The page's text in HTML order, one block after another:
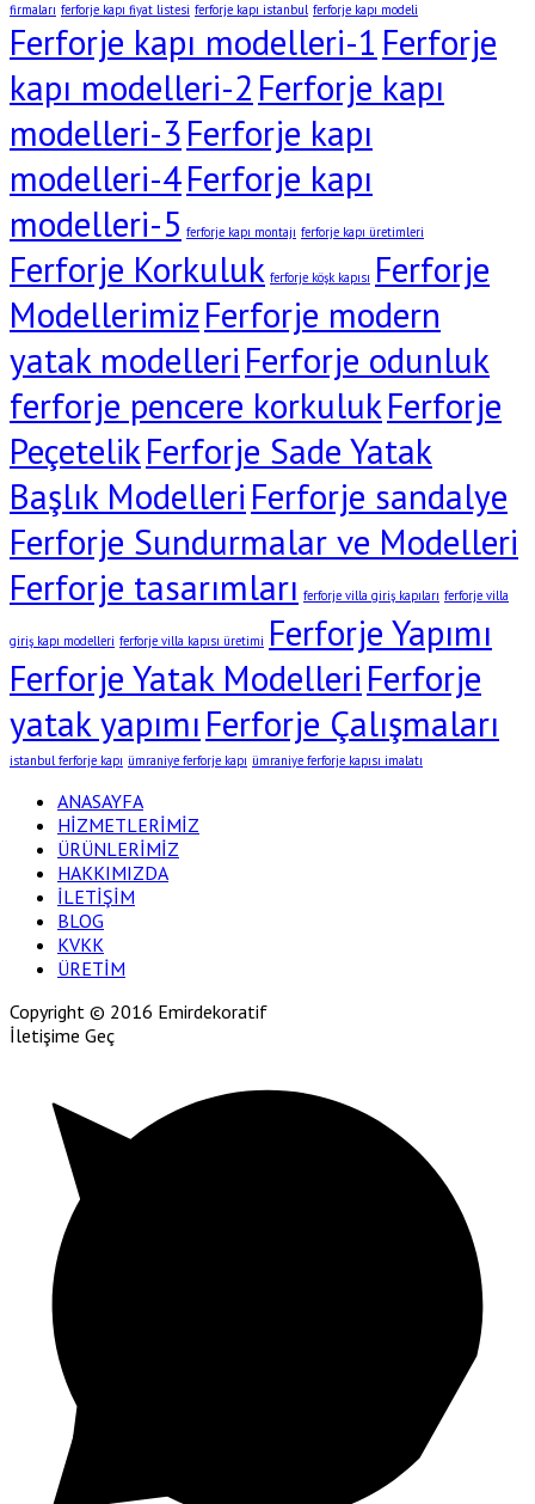
firmaları ferforje kapı fiyat listesi ferforje kapı istanbul ferforje kapı modeli
Ferforje kapı modelleri-1 Ferforje
kapı modelleri-2 Ferforje kapı
modelleri-3Ferforje kapı
modelleri-4Ferforje kapı
modelleri-5 ferforje kapı montajı ferforje kapı üretimleri
Ferforje Korkuluk ferforje köşk kapısı Ferforje
ModellerimizFerforje modern
yatak modelleri Ferforje odunluk
ferforje pencere korkulukFerforje
PeçetelikFerforje Sade Yatak
Başlık Modelleri Ferforje sandalye
Ferforje Sundurmalar ve Modelleri
Ferforje tasarımları ferforje villa giriş kapıları ferforje villa
giriş kapı modelleri ferforje villa kapısı üretimi Ferforje Yapımı
Ferforje Yatak Modelleri Ferforje
yatak yapımı Ferforje Çalışmaları
istanbul ferforje kapı ümraniye ferforje kapı ümraniye ferforje kapısı imalatı
ANASAYFA
HİZMETLERİMİZ
ÜRÜNLERİMİZ
HAKKIMIZDA
İLETİŞİM
BLOG
KVKK
ÜRETİM
Copyright © 2016 Emirdekoratif
İletişime Geç